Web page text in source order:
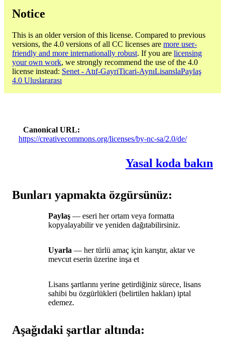
Notice
This is an older version of this license. Compared to previous
versions, the 4.0 versions of all CC licenses are more user-
friendly and more internationally robust. If you are licensing
your own work, we strongly recommend the use of the 4.0
license instead: Senet - Atıf-GayriTicari-AynıLisanslaPaylaş
4.0 Uluslararası
Canonical URL
https://creativecommons.org/licenses/by-nc-sa/2.0/de/
Yasal koda bakın
Bunları yapmakta özgürsünüz:
Paylaş — eseri her ortam veya formatta
kopyalayabilir ve yeniden dağıtabilirsiniz.
Uyarla — her türlü amaç için karıştır, aktar ve
mevcut eserin üzerine inşa et
Lisans şartlarını yerine getirdiğiniz sürece, lisans
sahibi bu özgürlükleri (belirtilen hakları) iptal
edemez.
Aşağıdaki şartlar altında: